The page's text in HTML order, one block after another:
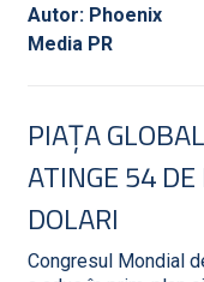
Autor: Phoenix
Media PR
PIAȚA
ATINGE 54
DOLARI
Congresul Mondial